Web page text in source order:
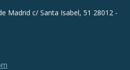
Madrid c/ Santa Isabel, 51 28012 -